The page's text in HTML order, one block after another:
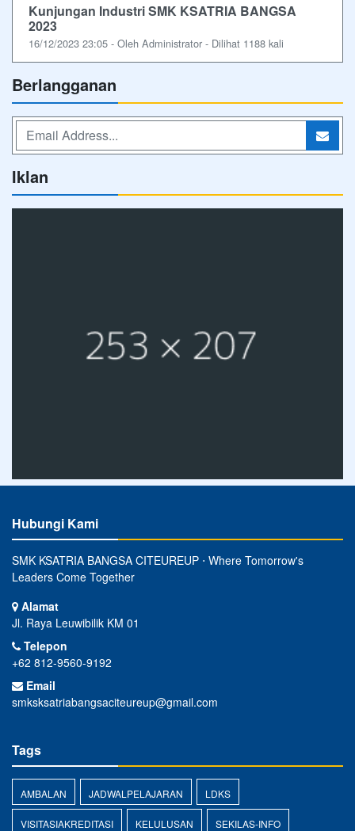
Kunjungan Industri SMK KSATRIA BANGSA
2023
16/12/2023 23:05 - Oleh Administrator - Dilihat 1188 kali
Berlangganan
Iklan
Hubungi Kami
SMK KSATRIA BANGSA CITEUREUP ⋅ Where Tomorrow's
Leaders Come Together
Alamat
Jl. Raya Leuwibilik KM 01
Telepon
+62 812-9560-9192
Email
smksksatriabangsaciteureup@gmail.com
Tags
AMBALAN JADWALPELAJARAN LDKS
VISITASIAKREDITASI KELULUSAN SEKILAS-INFO